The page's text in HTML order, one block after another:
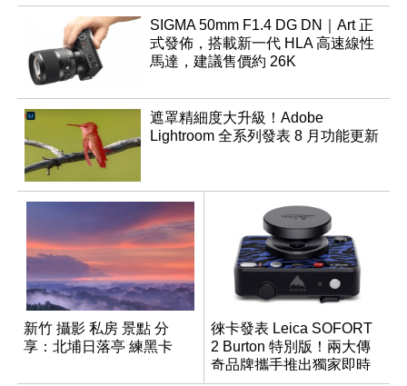
SIGMA 50mm F1.4 DG DN｜Art 正
式發佈，搭載新一代 HLA 高速線性
馬達，建議售價約 26K
遮罩精細度大升級！Adobe
Lightroom 全系列發表 8 月功能更新
新竹 攝影 私房 景點 分
享：北埔日落亭 練黑卡
徠卡發表 Leica SOFORT
2 Burton 特別版！兩大傳
奇品牌攜手推出獨家即時
成像相機